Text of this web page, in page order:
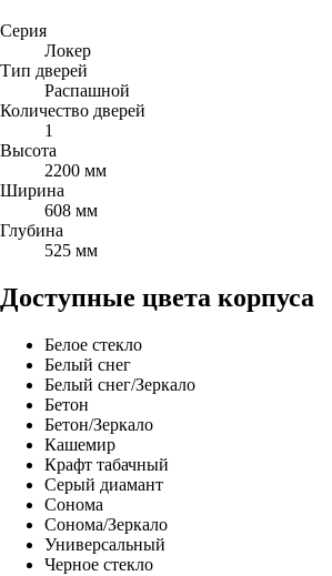
Серия
Локер
Тип дверей
Распашной
Количество дверей
1
Высота
2200 мм
Ширина
608 мм
Глубина
525 мм
Доступные цвета корпуса
Белое стекло
Белый снег
Белый снег/Зеркало
Бетон
Бетон/Зеркало
Кашемир
Крафт табачный
Серый диамант
Сонома
Сонома/Зеркало
Универсальный
Черное стекло